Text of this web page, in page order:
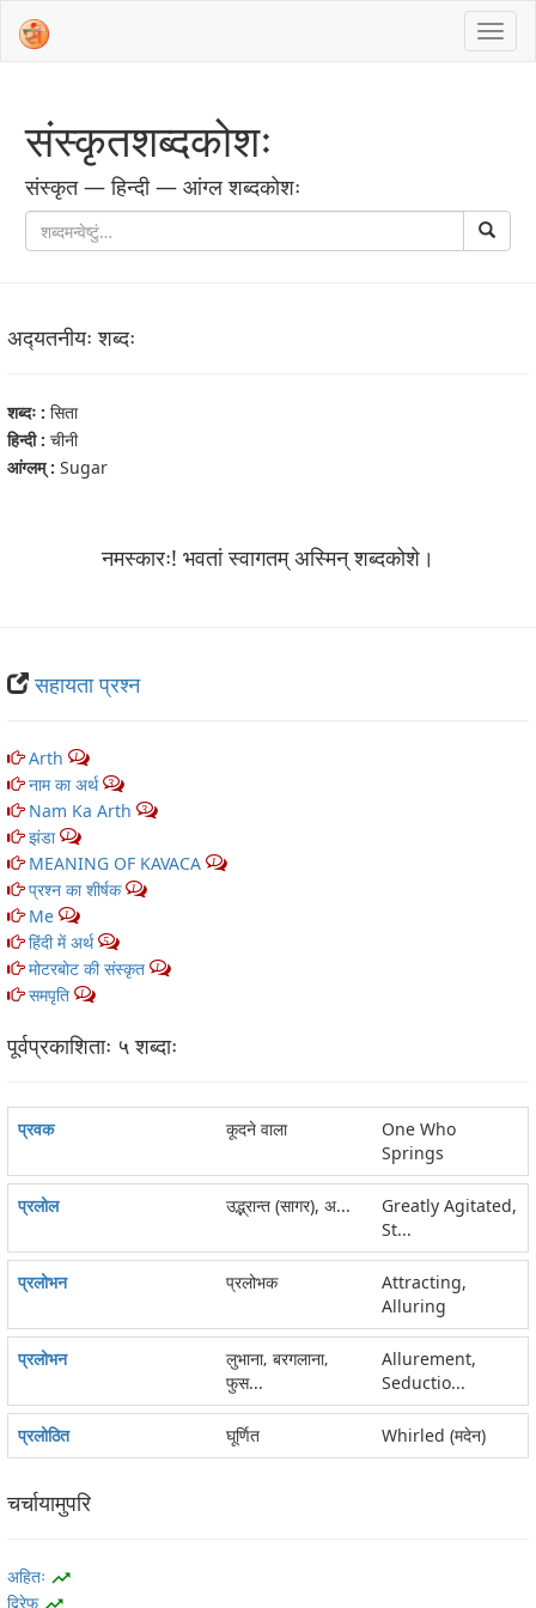
संस्‍कृतशब्‍दकोशः
संस्‍कृत — हिन्दी — आंग्ल शब्‍दकोशः
अद्‍यतनीयः शब्‍दः
शब्‍दः : सिता
हिन्दी : चीनी
आंग्‍लम् : Sugar
नमस्कारः! भवतां स्वागतम् अस्मिन् शब्‍दकोशे।
सहायता प्रश्न
Arth 1
नाम का अर्थ 3
Nam Ka Arth 3
झंडा 1
MEANING OF KAVACA 1
प्रश्न का शीर्षक 1
Me 1
हिंदी में अर्थ 5
मोटरबोट की संस्कृत 1
समपृति 1
पूर्वप्रकाशिताः ५ शब्‍दाः
प्रवक कूदने वाला
One Who
Springs
प्रलोल उद्भ्रान्त (सागर), अ...
Greatly Agitated,
St...
प्रलोभन प्रलोभक
Attracting,
Alluring
प्रलोभन
लुभाना‚ बरगलाना‚
फुस...
Allurement,
Seductio...
प्रलोठित घूर्णित Whirled (मदेन)
चर्चायामुपरि
अहितः trending_up
द्विरेफ